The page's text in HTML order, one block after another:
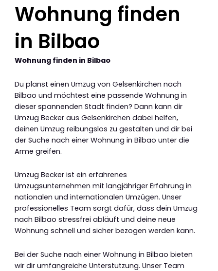
Wohnung finden
in Bilbao
Wohnung finden in Bilbao
Du planst einen Umzug von Gelsenkirchen nach
Bilbao und möchtest eine passende Wohnung in
dieser spannenden Stadt finden? Dann kann dir
Umzug Becker aus Gelsenkirchen dabei helfen,
deinen Umzug reibungslos zu gestalten und dir bei
der Suche nach einer Wohnung in Bilbao unter die
Arme greifen.
Umzug Becker ist ein erfahrenes
Umzugsunternehmen mit langjähriger Erfahrung in
nationalen und internationalen Umzügen. Unser
professionelles Team sorgt dafür, dass dein Umzug
nach Bilbao stressfrei abläuft und deine neue
Wohnung schnell und sicher bezogen werden kann.
Bei der Suche nach einer Wohnung in Bilbao bieten
wir dir umfangreiche Unterstützung. Unser Team